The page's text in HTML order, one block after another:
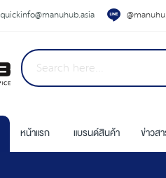
quickinfo@manuhub.asia
หน้าแรก แบรนด์สินค้า ข่าวส